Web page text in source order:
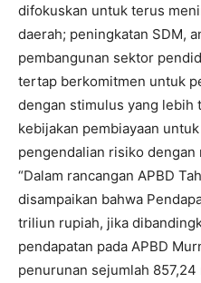
difokuskan untuk terus
daerah; peningkatan SDM,
pembangunan sektor
tertap berkomitmen untuk
dengan stimulus yang lebih
kebijakan pembiayaan
pengendalian risiko dengan
“Dalam rancangan APBD
disampaikan bahwa
triliun rupiah, jika
pendapatan pada APBD
penurunan sejumlah